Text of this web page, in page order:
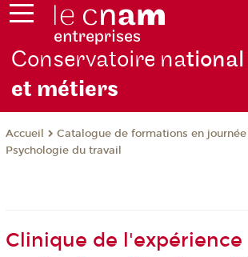
Conservatoire national
et métiers
Accueil
Catalogue de formations en journée
Psychologie du travail
Clinique de l'expérience